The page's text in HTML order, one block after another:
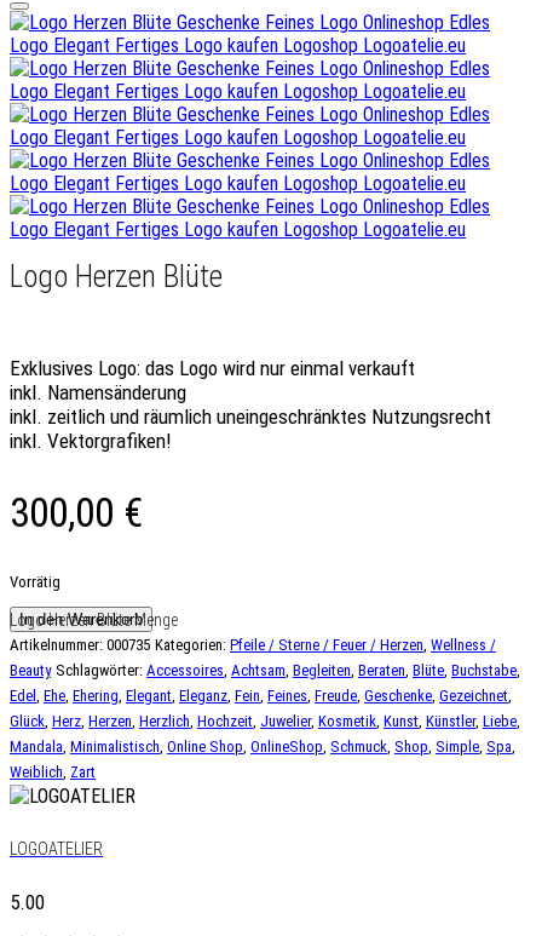
Logo Herzen Blüte
Exklusives Logo: das Logo wird nur einmal verkauft
inkl. Namensänderung
inkl. zeitlich und räumlich uneingeschränktes Nutzungsrecht
inkl. Vektorgrafiken!
300,00 €
Vorrätig
Logo Herzen Blüte Menge
In den Warenkorb
Artikelnummer: 000735 Kategorien: Pfeile / Sterne / Feuer / Herzen Wellness /
Beauty Schlagwörter: Accessoires Achtsam Begleiten Beraten Blüte Buchstabe
Edel Ehe Ehering Elegant Eleganz Fein Feines Freude Geschenke Gezeichnet
Glück Herz Herzen Herzlich Hochzeit Juwelier, Kosmetik Kunst Künstler, Liebe
Mandala Minimalistisch Online Shop OnlineShop Schmuck Shop Simple Spa
Weiblich Zart
LOGOATELIER
5.00